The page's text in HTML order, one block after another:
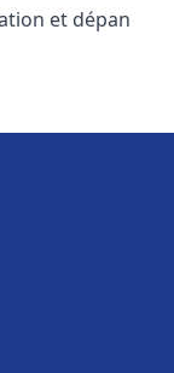
et dépan